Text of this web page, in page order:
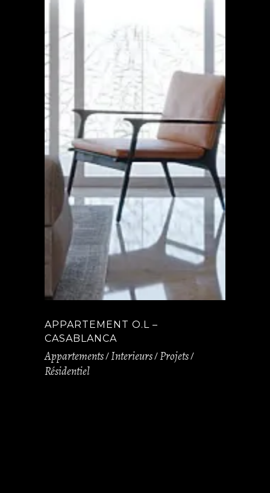
APPARTEMENT O.L –
CASABLANCA
Appartements Interieurs Projets
Résidentiel